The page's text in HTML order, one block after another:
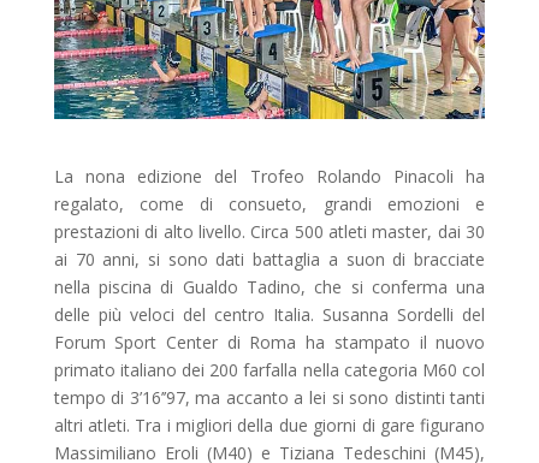
La nona edizione del Trofeo Rolando Pinacoli ha
regalato, come di consueto, grandi emozioni e
prestazioni di alto livello. Circa 500 atleti master, dai 30
ai 70 anni, si sono dati battaglia a suon di bracciate
nella piscina di Gualdo Tadino, che si conferma una
delle più veloci del centro Italia. Susanna Sordelli del
Forum Sport Center di Roma ha stampato il nuovo
primato italiano dei 200 farfalla nella categoria M60 col
tempo di 3’16’’97, ma accanto a lei si sono distinti tanti
altri atleti. Tra i migliori della due giorni di gare figurano
Massimiliano Eroli (M40) e Tiziana Tedeschini (M45),